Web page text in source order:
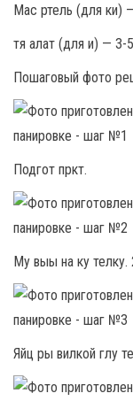
Мас ртель (для ки)
тя алат (для и) — 3-
Пошаговый фото
Подгот пркт.
Му выы на ку
Яйц ры вилкой глу